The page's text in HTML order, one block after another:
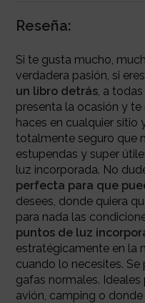
Reseña:
Si te gusta mucho,
verdadera pasión, si eres
un libro detrás, a
presenta la ocasión y
haces en cualquier sitio
totalmente seguro que
estupendas y super
luz incorporada. No
perfecta para que
desees, donde quiera
para nada las
puntos de luz
estratégicamente en la
cuando lo necesites.
gafas normales. Ideales
avión, camping o